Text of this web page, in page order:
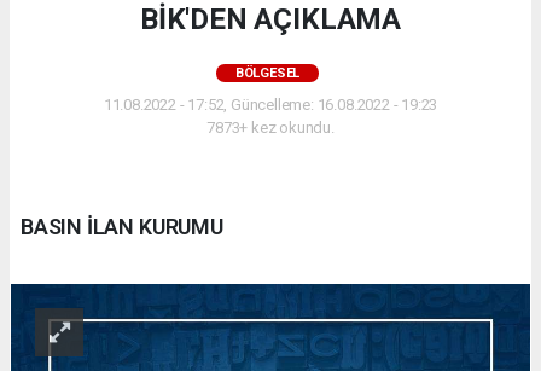
BİK'DEN AÇIKLAMA
BÖLGESEL
11.08.2022 - 17:52, Güncelleme: 16.08.2022 - 19:23
7873+ kez okundu.
BASIN İLAN KURUMU